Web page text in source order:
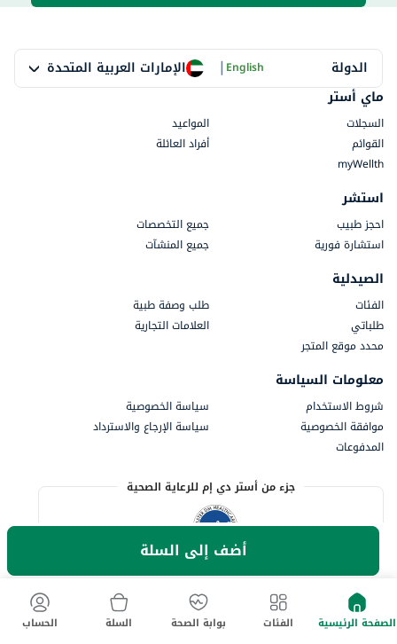
أضف إلى السلة
الدولة الإمارات العربية المتحدة |English
ماي أستر
السجلات
المواعيد
القوائم
أفراد العائلة
myWellth
استشر
احجز طبيب
جميع التخصصات
استشارة فورية
جميع المنشآت
الصيدلية
الفئات
طلب وصفة طبية
طلباتي
العلامات التجارية
محدد موقع المتجر
معلومات السياسة
شروط الاستخدام
سياسة الخصوصية
موافقة الخصوصية
سياسة الإرجاع والاسترداد
المدفوعات
جزء من أستر دي إم للرعاية الصحية
الصفحة الرئيسية الفئات بوابة الصحة السلة الحساب